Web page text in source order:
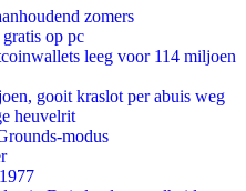
zomers
op pc
leeg voor 114 miljoen
gooit kraslot per abuis weg
heuvelrit
modus